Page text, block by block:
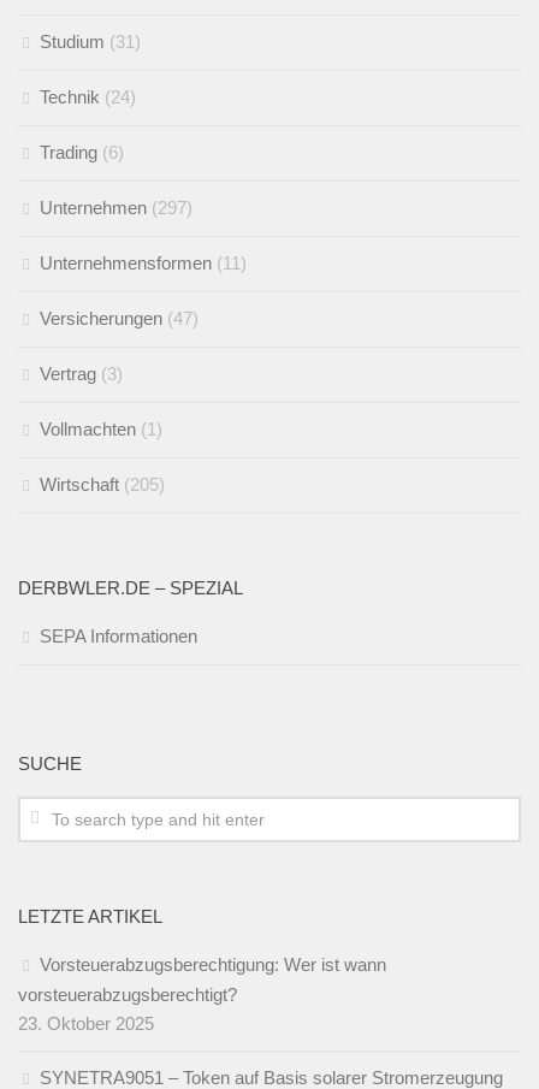
Studium (31)
Technik (24)
Trading (6)
Unternehmen (297)
Unternehmensformen (11)
Versicherungen (47)
Vertrag (3)
Vollmachten (1)
Wirtschaft (205)
DERBWLER.DE – SPEZIAL
SEPA Informationen
SUCHE
LETZTE ARTIKEL
Vorsteuerabzugsberechtigung: Wer ist wann
vorsteuerabzugsberechtigt?
23. Oktober 2025
SYNETRA9051 – Token auf Basis solarer Stromerzeugung